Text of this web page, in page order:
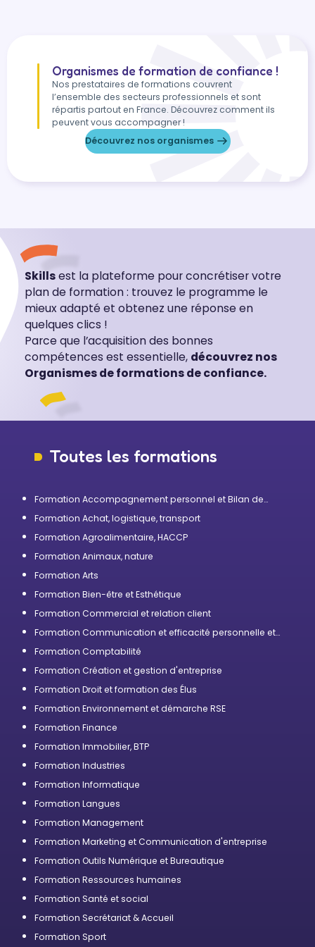
Organismes de formation de confiance !
Nos prestataires de formations couvrent
l’ensemble des secteurs professionnels et sont
répartis partout en France. Découvrez comment ils
peuvent vous accompagner !
Découvrez nos organismes
Skillsest la plateforme pour concrétiser votre
plan de formation : trouvez le programme le
mieux adapté et obtenez une réponse en
quelques clics !
Parce que l’acquisition des bonnes
compétences est essentielle, découvrez nos
Organismes de formations de confiance.
Toutes les formations
Formation Accompagnement personnel et Bilan de
Formation Achat, logistique, transport
Formation Agroalimentaire, HACCP
Formation Animaux, nature
Formation Arts
Formation Bien-être et Esthétique
Formation Commercial et relation client
Formation Communication et efficacité personnelle et
Formation Comptabilité
Formation Création et gestion d'entreprise
Formation Droit et formation des Élus
Formation Environnement et démarche RSE
Formation Finance
Formation Immobilier, BTP
Formation Industries
Formation Informatique
Formation Langues
Formation Management
Formation Marketing et Communication d'entreprise
Formation Outils Numérique et Bureautique
Formation Ressources humaines
Formation Santé et social
Formation Secrétariat & Accueil
Formation Sport